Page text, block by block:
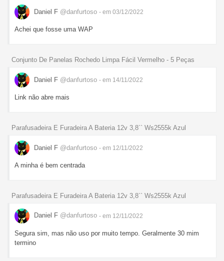
Daniel F @danfurtoso - em 03/12/2022
Achei que fosse uma WAP
Conjunto De Panelas Rochedo Limpa Fácil Vermelho - 5 Peças
Daniel F @danfurtoso - em 14/11/2022
Link não abre mais
Parafusadeira E Furadeira A Bateria 12v 3,8`` Ws2555k Azul
Daniel F @danfurtoso - em 12/11/2022
A minha é bem centrada
Parafusadeira E Furadeira A Bateria 12v 3,8`` Ws2555k Azul
Daniel F @danfurtoso - em 12/11/2022
Segura sim, mas não uso por muito tempo. Geralmente 30 mim
termino